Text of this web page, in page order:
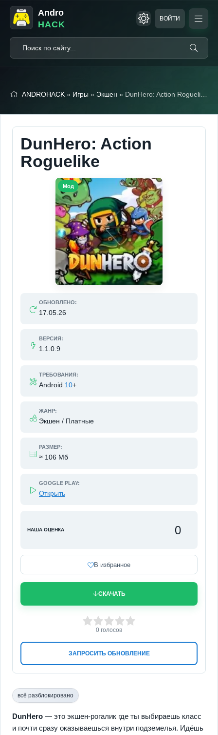
Andro
HACK
ВОЙТИ
ANDROHACK » Игры » Экшен » DunHero: Action Roguelike (Полная версия)
DunHero: Action
Roguelike
ОБНОВЛЕНО:
17.05.26
ВЕРСИЯ:
1.1.0.9
ТРЕБОВАНИЯ:
Android 10+
ЖАНР:
Экшен / Платные
РАЗМЕР:
≈ 106 Мб
GOOGLE PLAY:
Открыть
НАША ОЦЕНКА 0
В избранное
СКАЧАТЬ
ЗАПРОСИТЬ ОБНОВЛЕНИЕ
3 4 5
0 голосов
Мод
всё разблокировано
DunHero — это экшен-рогалик где ты выбираешь класс
и почти сразу оказываешься внутри подземелья. Идёшь